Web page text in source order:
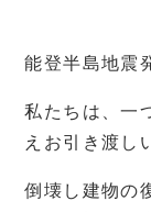
能登半島地震
私たちは、一
えお引き渡し
倒壊し建物の